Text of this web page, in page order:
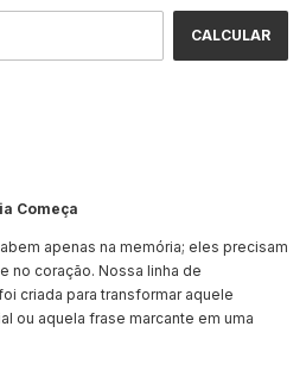
CALCULAR
Começa
apenas na memória; eles precisam
no coração. Nossa linha de
criada para transformar aquele
ou aquela frase marcante em uma